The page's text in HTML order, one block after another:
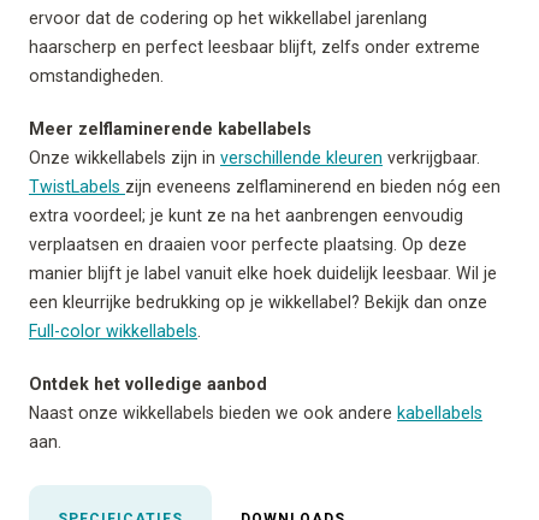
ervoor dat de codering op het wikkellabel jarenlang
haarscherp en perfect leesbaar blijft, zelfs onder extreme
omstandigheden.
Meer zelflaminerende kabellabels
Onze wikkellabels zijn in verschillende kleuren verkrijgbaar.
TwistLabels zijn eveneens zelflaminerend en bieden nóg een
extra voordeel; je kunt ze na het aanbrengen eenvoudig
verplaatsen en draaien voor perfecte plaatsing. Op deze
manier blijft je label vanuit elke hoek duidelijk leesbaar. Wil je
een kleurrijke bedrukking op je wikkellabel? Bekijk dan onze
Full-color wikkellabels
Ontdek het volledige aanbod
Naast onze wikkellabels bieden we ook andere kabellabels
aan.